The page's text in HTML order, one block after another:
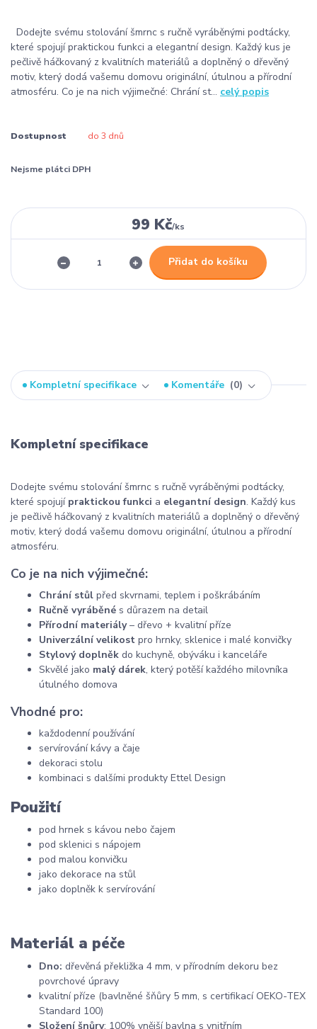
Dodejte svému stolování šmrnc s ručně vyráběnými podtácky,
které spojují praktickou funkci a elegantní design. Každý kus je
pečlivě háčkovaný z kvalitních materiálů a doplněný o dřevěný
motiv, který dodá vašemu domovu originální, útulnou a přírodní
atmosféru. Co je na nich výjimečné: Chrání st... celý popis
Dostupnost do 3 dnů
Nejsme plátci DPH
99 Kč/ks
Přidat do košíku
Kompletní specifikace Komentáře 0
Kompletní specifikace
Dodejte svému stolování šmrnc s ručně vyráběnými podtácky,
které spojují praktickou funkci a elegantní design. Každý kus
je pečlivě háčkovaný z kvalitních materiálů a doplněný o dřevěný
motiv, který dodá vašemu domovu originální, útulnou a přírodní
atmosféru.
Co je na nich výjimečné:
Chrání stůl před skvrnami, teplem i poškrábáním
Ručně vyráběné s důrazem na detail
Přírodní materiály– dřevo + kvalitní příze
Univerzální velikost pro hrnky, sklenice i malé konvičky
Stylový doplněk do kuchyně, obýváku i kanceláře
Skvělé jako malý dárek, který potěší každého milovníka
útulného domova
Vhodné pro:
každodenní používání
servírování kávy a čaje
dekoraci stolu
kombinaci s dalšími produkty Ettel Design
Použití
pod hrnek s kávou nebo čajem
pod sklenici s nápojem
pod malou konvičku
jako dekorace na stůl
jako doplněk k servírování
Materiál a péče
Dno: dřevěná překližka 4 mm, v přírodním dekoru bez
povrchové úpravy
kvalitní příze (bavlněné šňůry 5 mm, s certifikací OEKO-TEX
Standard 100)
Složení šnůry: 100% vnější bavlna s vnitřním